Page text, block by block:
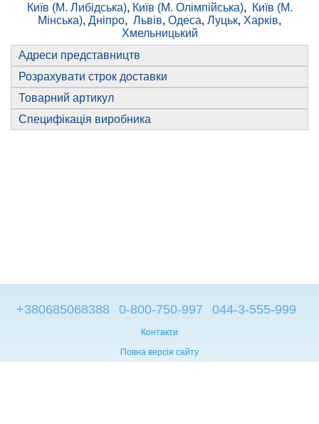
Київ (М. Либідська), Київ (М. Олімпійська),
Київ (М.
Мінська), Дніпро, Львів, Одеса, Луцьк, Харків,
Хмельницький
Адреси представництв
Розрахувати строк доставки
Товарний артикул
Специфікація виробника
+380685068388 0-800-750-997 044-3-555-999
Контакти
Повна версія сайту